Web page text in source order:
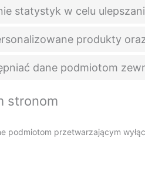
statystyk w celu
produkty oraz
dane podmiotom
stronom
podmiotom przetwarzającym